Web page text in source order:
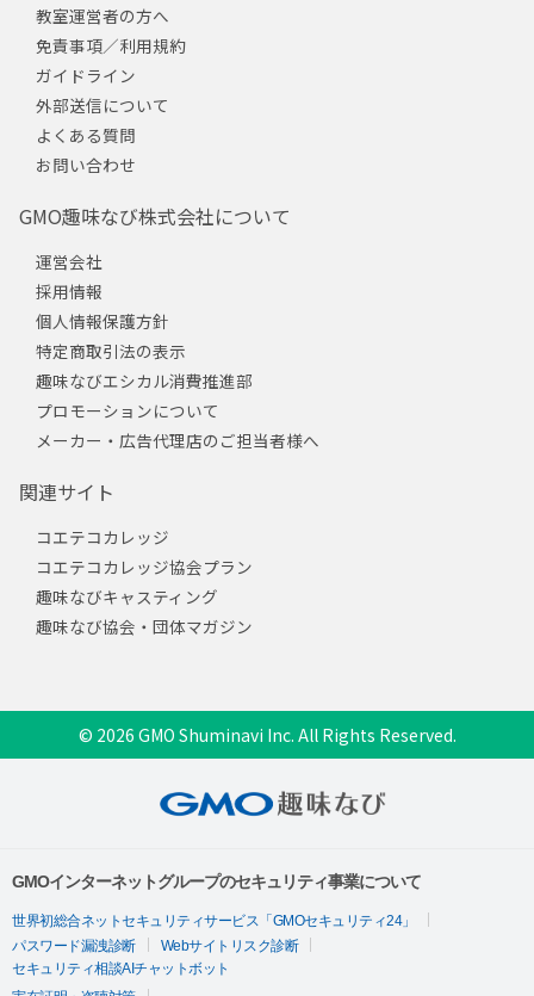
教室運営者の方へ
免責事項／利用規約
ガイドライン
外部送信について
よくある質問
お問い合わせ
GMO趣味なび株式会社について
運営会社
採用情報
個人情報保護方針
特定商取引法の表示
趣味なびエシカル消費推進部
プロモーションについて
メーカー・広告代理店のご担当者様へ
関連サイト
コエテコカレッジ
コエテコカレッジ協会プラン
趣味なびキャスティング
趣味なび協会・団体マガジン
© 2026 GMO Shuminavi Inc. All Rights Reserved.